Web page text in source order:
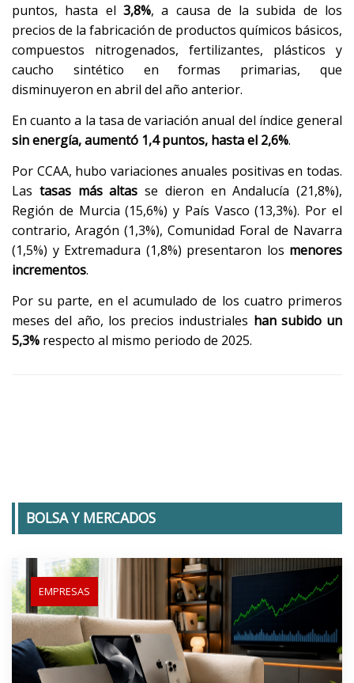
puntos, hasta el 3,8%, a causa de la subida de los
precios de la fabricación de productos químicos básicos,
compuestos nitrogenados, fertilizantes, plásticos y
caucho sintético en formas primarias, que
disminuyeron en abril del año anterior.
En cuanto a la tasa de variación anual del índice general
sin energía, aumentó 1,4 puntos, hasta el 2,6%.
Por CCAA, hubo variaciones anuales positivas en todas.
Las tasas más altas se dieron en Andalucía (21,8%),
Región de Murcia (15,6%) y País Vasco (13,3%). Por el
contrario, Aragón (1,3%), Comunidad Foral de Navarra
(1,5%) y Extremadura (1,8%) presentaron los menores
incrementos.
Por su parte, en el acumulado de los cuatro primeros
meses del año, los precios industriales han subido un
5,3% respecto al mismo periodo de 2025.
BOLSA Y MERCADOS
EMPRESAS